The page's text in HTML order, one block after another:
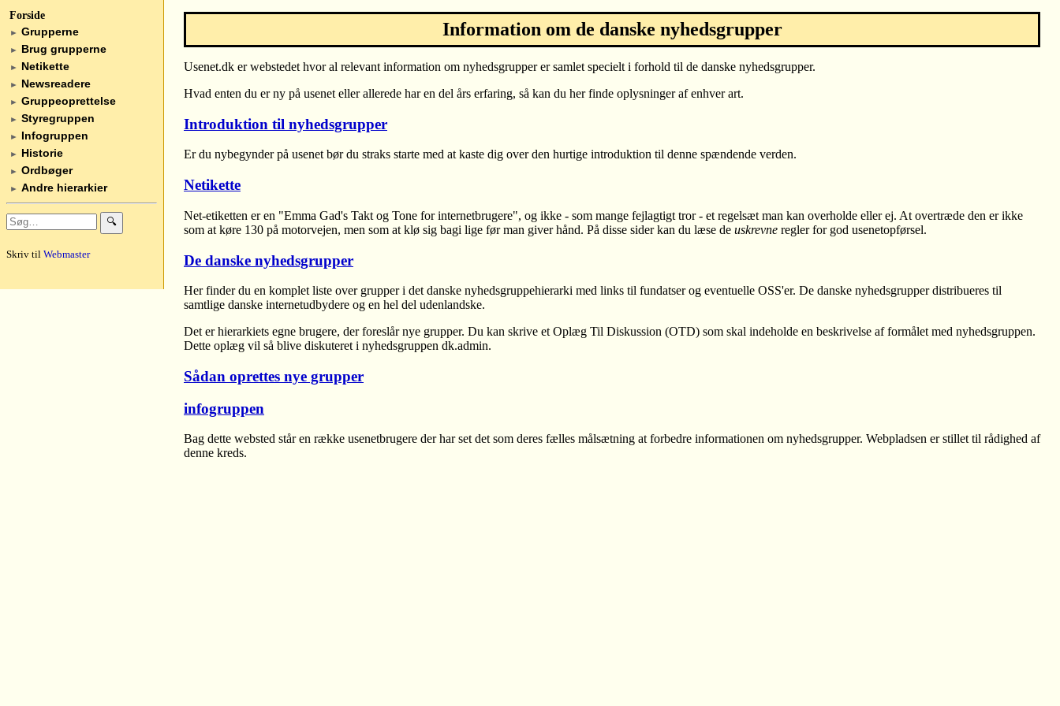
Forside
► Grupperne
► Brug grupperne
► Netikette
► Newsreadere
► Gruppeoprettelse
► Styregruppen
► Infogruppen
► Historie
► Ordbøger
► Andre hierarkier
🔍
Skriv til Webmaster
Information om de danske nyhedsgrupper
Usenet.dk er webstedet hvor al relevant information om nyhedsgrupper er samlet specielt i forhold til de danske nyhedsgrupper.
Hvad enten du er ny på usenet eller allerede har en del års erfaring, så kan du her finde oplysninger af enhver art.
Introduktion til nyhedsgrupper
Er du nybegynder på usenet bør du straks starte med at kaste dig over den hurtige introduktion til denne spændende verden.
Netikette
Net-etiketten er en "Emma Gad's Takt og Tone for internetbrugere", og ikke - som mange fejlagtigt tror - et regelsæt man kan overholde eller ej. At overtræde den er ikke
som at køre 130 på motorvejen, men som at klø sig bagi lige før man giver hånd. På disse sider kan du læse de uskrevne regler for god usenetopførsel.
De danske nyhedsgrupper
Her finder du en komplet liste over grupper i det danske nyhedsgruppehierarki med links til fundatser og eventuelle OSS'er. De danske nyhedsgrupper distribueres til
samtlige danske internetudbydere og en hel del udenlandske.
Det er hierarkiets egne brugere, der foreslår nye grupper. Du kan skrive et Oplæg Til Diskussion (OTD) som skal indeholde en beskrivelse af formålet med nyhedsgruppen.
Dette oplæg vil så blive diskuteret i nyhedsgruppen dk.admin.
Sådan oprettes nye grupper
infogruppen
Bag dette websted står en række usenetbrugere der har set det som deres fælles målsætning at forbedre informationen om nyhedsgrupper. Webpladsen er stillet til rådighed af
denne kreds.